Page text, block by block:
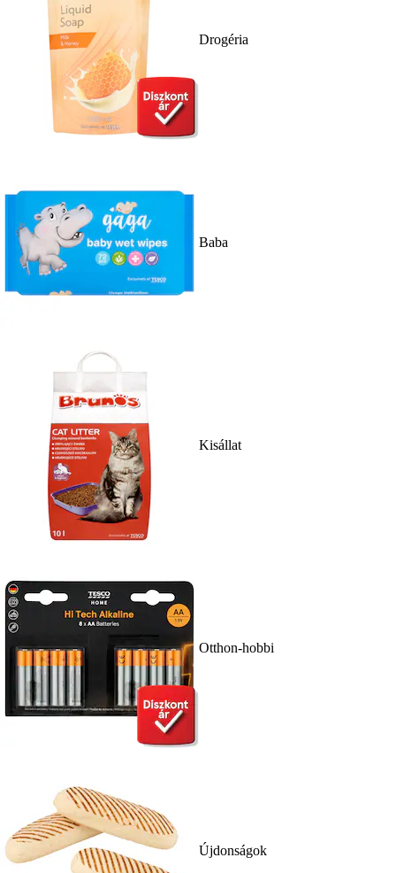
Drogéria
Baba
Kisállat
Otthon-hobbi
Újdonságok